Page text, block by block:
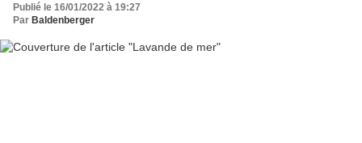
Publié le 16/01/2022 à 19:27
Par Baldenberger